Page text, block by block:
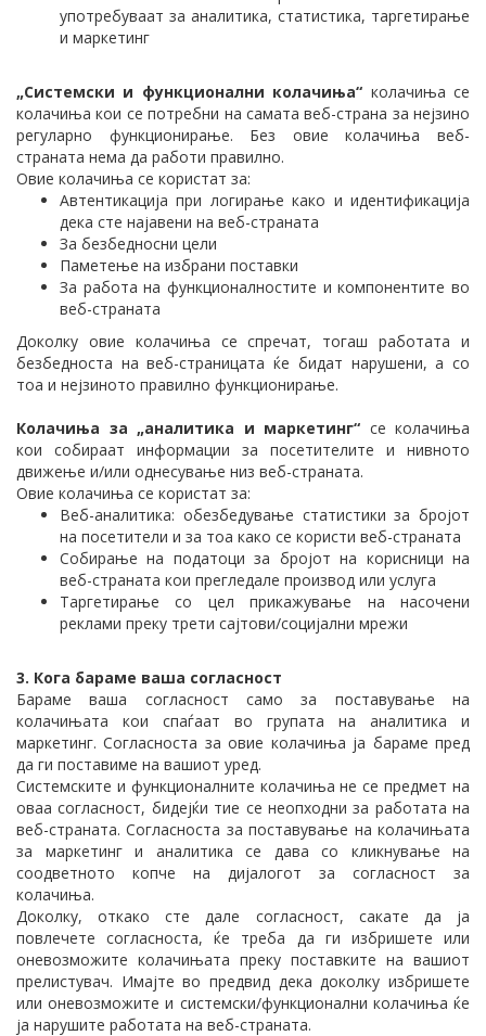
употребуваат за аналитика, статистика, таргетирање
и маркетинг
„Системски и функционални колачиња“ колачиња се
колачиња кои се потребни на самата веб-страна за нејзино
регуларно функционирање. Без овие колачиња веб-
страната нема да работи правилно.
Овие колачиња се користат за:
Автентикација при логирање како и идентификација
дека сте најавени на веб-страната
За безбедносни цели
Паметење на избрани поставки
За работа на функционалностите и компонентите во
веб-страната
Доколку овие колачиња се спречат, тогаш работата и
безбедноста на веб-страницата ќе бидат нарушени, а со
тоа и нејзиното правилно функционирање.
Колачиња за „аналитика и маркетинг“ се колачиња
кои собираат информации за посетителите и нивното
движење и/или однесување низ веб-страната.
Овие колачиња се користат за:
Веб-аналитика: обезбедување статистики за бројот
на посетители и за тоа како се користи веб-страната
Собирање на податоци за бројот на корисници на
веб-страната кои прегледале производ или услуга
Таргетирање со цел прикажување на насочени
реклами преку трети сајтови/социјални мрежи
3. Кога бараме ваша согласност
Бараме ваша согласност само за поставување на
колачињата кои спаѓаат во групата на аналитика и
маркетинг. Согласноста за овие колачиња ја бараме пред
да ги поставиме на вашиот уред.
Системските и функционалните колачиња не се предмет на
оваа согласност, бидејќи тие се неопходни за работата на
веб-страната. Согласноста за поставување на колачињата
за маркетинг и аналитика се дава со кликнување на
соодветното копче на дијалогот за согласност за
колачиња.
Доколку, откако сте дале согласност, сакате да ја
повлечете согласноста, ќе треба да ги избришете или
оневозможите колачињата преку поставките на вашиот
прелистувач. Имајте во предвид дека доколку избришете
или оневозможите и системски/функционални колачиња ќе
ја нарушите работата на веб-страната.